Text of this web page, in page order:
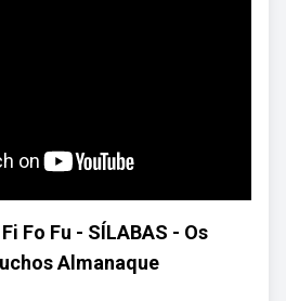
Fo Fu - SÍLABAS - Os
Almanaque